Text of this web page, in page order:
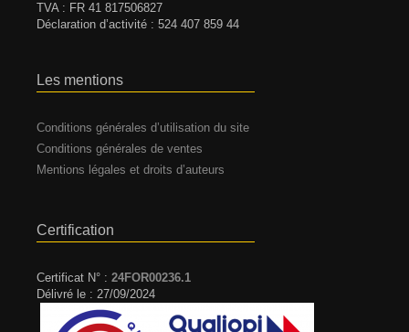
TVA : FR 41 817506827
Déclaration d’activité : 524 407 859 44
Les mentions
Conditions générales d’utilisation du site
Conditions générales de ventes
Mentions légales et droits d’auteurs
Certification
Certificat N° : 24FOR00236.1
Délivré le : 27/09/2024